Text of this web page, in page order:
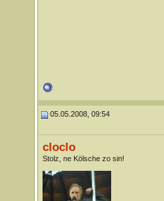
05.05.2008, 09:54
cloclo
Stolz, ne Kölsche zo sin!